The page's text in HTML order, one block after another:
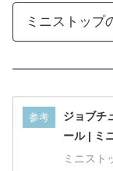
ミニストップ
みんな
参考
ジョブチ
ール | ミ
ミニスト